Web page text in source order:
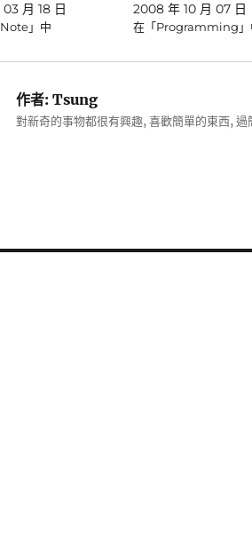
月 18 日
」中
2008 年 10 月 07 日
在「Programming」
作者:Tsung
對新奇的事物都很有興趣, 喜歡簡單的東西, 過